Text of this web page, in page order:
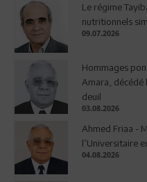
Le régime
nutritionnels
09.07.2026
Hommages
Amara, décédé
deuil
03.08.2026
Ahmed Friaa -
l’Universitaire
04.08.2026